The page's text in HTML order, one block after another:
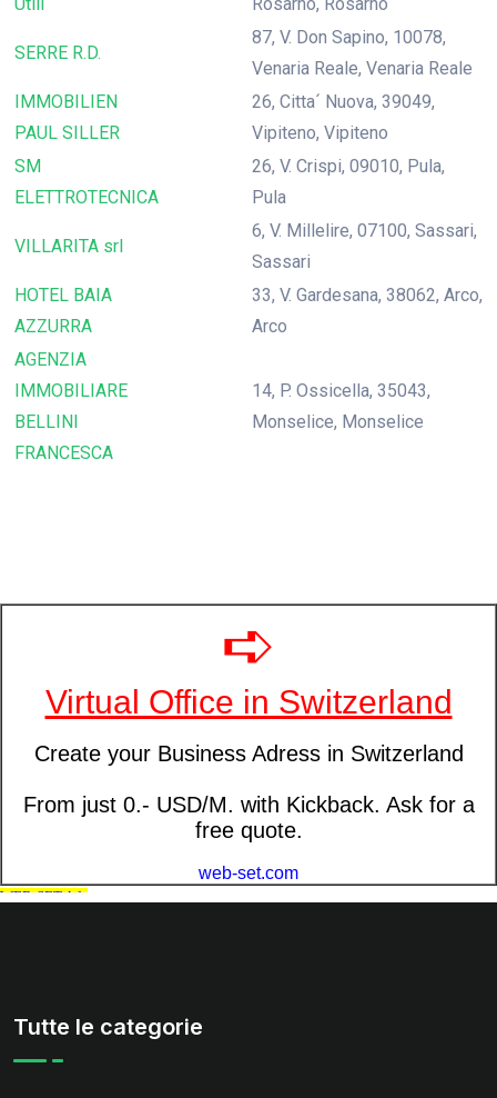
SERRE R.D.
87, V. Don Sapino, 10078,
Venaria Reale, Venaria Reale
IMMOBILIEN
PAUL SILLER
26, Citta´ Nuova, 39049,
Vipiteno, Vipiteno
SM
ELETTROTECNICA
26, V. Crispi, 09010, Pula,
Pula
VILLARITA srl
6, V. Millelire, 07100, Sassari,
Sassari
HOTEL BAIA
AZZURRA
33, V. Gardesana, 38062, Arco,
Arco
AGENZIA
IMMOBILIARE
BELLINI
FRANCESCA
14, P. Ossicella, 35043,
Monselice, Monselice
Tutte le categorie